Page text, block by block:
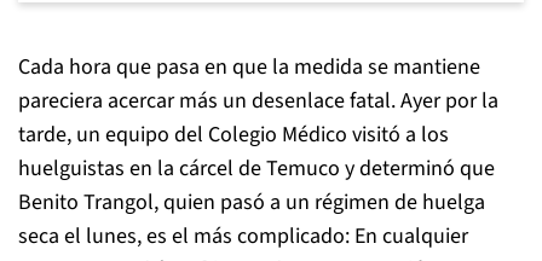
Cada hora que pasa en que la medida se mantiene
pareciera acercar más un desenlace fatal. Ayer por la
tarde, un equipo del Colegio Médico visitó a los
huelguistas en la cárcel de Temuco y determinó que
Benito Trangol, quien pasó a un régimen de huelga
seca el lunes, es el más complicado: En cualquier